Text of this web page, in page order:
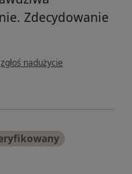
Zdecydowanie
w opinii użytkownika Igor
zgłoś nadużycie